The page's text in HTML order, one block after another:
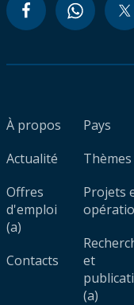
À propos
Actualité
Offres
d'emploi
(a)
Contacts
Pays
Thèmes
Projets
et
(a)